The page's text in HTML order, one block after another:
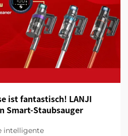
ist fantastisch! LANJI
Smart-Staubsauger
intelligente